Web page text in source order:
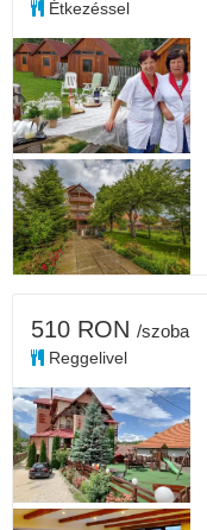
Étkezéssel
510 RON /szoba
Reggelivel